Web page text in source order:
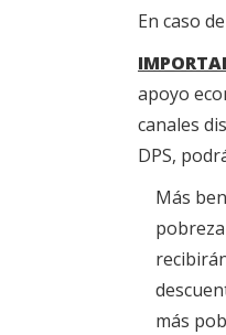
En caso
apoyo
canales
DPS,
Más
más